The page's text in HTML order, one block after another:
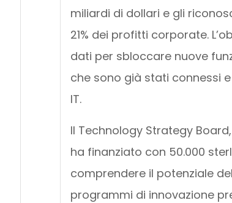
miliardi di dollari e gli
21% dei profitti corporate.
dati per sbloccare nuove
che sono già stati connessi
IT.
Il Technology Strategy
ha finanziato con 50.000
comprendere il potenziale
programmi di innovazione